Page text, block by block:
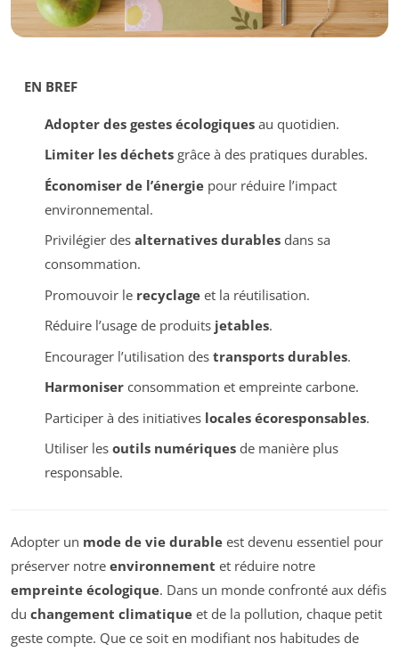
EN BREF
Adopter des gestes écologiquesau quotidien.
Limiter les déchetsgrâce à des pratiques durables.
Économiser de l’énergiepour réduire l’impact
environnemental.
Privilégier des alternatives durablesdans sa
consommation.
Promouvoir le recyclageet la réutilisation.
Réduire l’usage de produits jetables.
Encourager l’utilisation des transports durables.
Harmoniserconsommation et empreinte carbone.
Participer à des initiatives locales écoresponsables.
Utiliser les outils numériquesde manière plus
responsable.
Adopter un mode de vie durable est devenu essentiel pour
préserver notre environnement et réduire notre
empreinte écologique. Dans un monde confronté aux défis
du changement climatique et de la pollution, chaque petit
geste compte. Que ce soit en modifiant nos habitudes de